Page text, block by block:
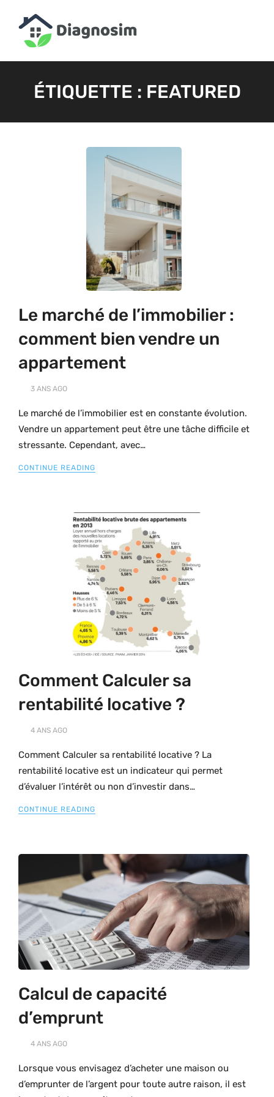
ÉTIQUETTE : FEATURED
Le marché de l’immobilier :
comment bien vendre un
appartement
3 ANS AGO
Le marché de l’immobilier est en constante évolution.
Vendre un appartement peut être une tâche difficile et
stressante. Cependant, avec…
CONTINUE READING
Comment Calculer sa
rentabilité locative ?
4 ANS AGO
Comment Calculer sa rentabilité locative ? La
rentabilité locative est un indicateur qui permet
d’évaluer l’intérêt ou non d’investir dans…
CONTINUE READING
Calcul de capacité
d’emprunt
4 ANS AGO
Lorsque vous envisagez d’acheter une maison ou
d’emprunter de l’argent pour toute autre raison, il est